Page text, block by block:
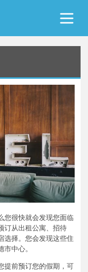
您很快就会发现您面临
订从出租公寓、招待
选择。您会发现这些住
市中心。
提前预订您的假期，可